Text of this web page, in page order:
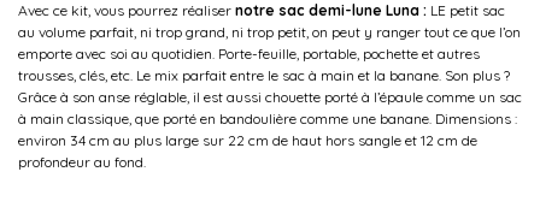
Avec ce kit, vous pourrez réaliser notre sac demi-lune Luna : LE petit sac
au volume parfait, ni trop grand, ni trop petit, on peut y ranger tout ce que l’on
emporte avec soi au quotidien. Porte-feuille, portable, pochette et autres
trousses, clés, etc. Le mix parfait entre le sac à main et la banane. Son plus ?
Grâce à son anse réglable, il est aussi chouette porté à l’épaule comme un sac
à main classique, que porté en bandoulière comme une banane. Dimensions :
environ 34 cm au plus large sur 22 cm de haut hors sangle et 12 cm de
profondeur au fond.